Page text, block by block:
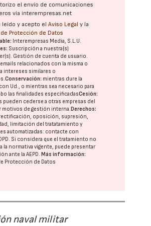
el envío de comunicaciones
vía interempresas.net
leído y acepto elAviso Legal y la
Protección de Datos
Interempresas Media, S.L.U.
Suscripción a nuestra(s)
Gestión de cuenta de usuario.
relacionados con la misma o
intereses similares o
Conservación: mientras dure la
Ud., o mientras sea necesario para
las finalidades especificadasCesión:
pueden cederse a otras empresas del
motivos de gestión interna.Derechos:
oposición, supresión,
limitación del tratatamiento y
automatizadas: contacte con
. Si considera que el tratamiento no
la normativa vigente, puede presentar
ante laAEPD.Más información:
Protección de Datos
naval militar